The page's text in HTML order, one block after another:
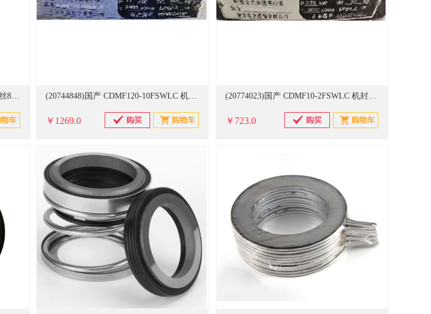
(20708201)宙斯 P-400 封宽40cm发热丝8mm 真空封口机(单位：台) (20744848)国产 CDMF120-10FSWLC 机封(单位：个)
￥1269.0
(20774023)国产 CDMF10-2FSWLC 机封(单位：个)
￥723.0